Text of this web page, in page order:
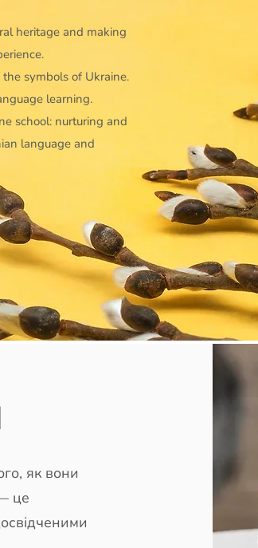
heritage and making
symbols of Ukraine.
learning.
school: nurturing and
language and
як вони
це